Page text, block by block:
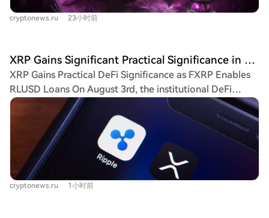
phase. Bitcoin whale balances (excluding exchanges and
mining pools) have risen to approximately 3.06 million
remained positive for most of 2026, with accumulation
accelerating in June when Bitcoin's price approached
$60,000. For Ethereum, the trend is mixed. Wallets
holding 10,000 to 100,000 ETH have accumulated to a
record 19.6 million ETH, while those with 1,000 to 10,000
ETH have reduced holdings from 15.6 million to 12.9
million ETH this year. Wallets with over 100,000 ETH
increased their balance from 2.6 million to 4.6 million
ETH. Moreno described this as capital concentration
cryptonews.ru 23小时前
XRP Gains Significant Practical Significance in DeFi as FXRP Opens Access to RLUSD Loans
XRP Gains Practical DeFi Significance as FXRP Enables
RLUSD Loans On August 3rd, the institutional DeFi
platform Sentora announced that FXRP has been added
to its main RLUSD vault on Morpho, opening a new path
for XRP holders to access on-chain loans. Investors can
convert XRP to FXRP, bridge it to Ethereum, and borrow
the Ripple stablecoin RLUSD while maintaining their
XRP exposure. This integration significantly expands
XRP's financial utility beyond payments, particularly for
cryptonews.ru 1小时前